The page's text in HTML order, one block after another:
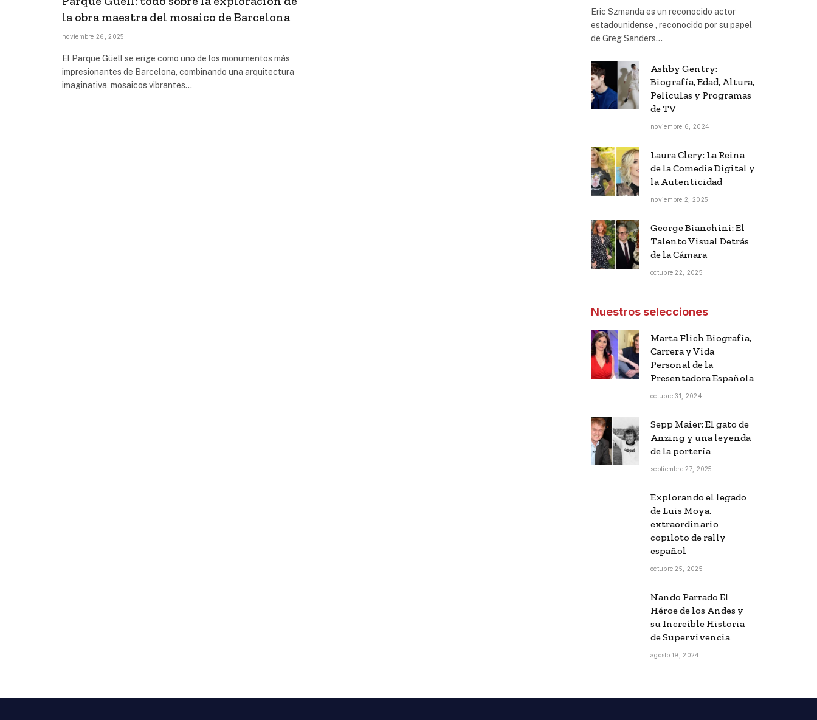
la obra maestra del mosaico de Barcelona
noviembre 26, 2025
El Parque Güell se erige como uno de los monumentos más
impresionantes de Barcelona, ​​combinando una arquitectura
imaginativa, mosaicos vibrantes…
Eric Szmanda es un reconocido actor
estadounidense , reconocido por su papel
de Greg Sanders…
Ashby Gentry:
Biografía, Edad, Altura,
Películas y Programas
de TV
noviembre 6, 2024
Laura Clery: La Reina
de la Comedia Digital y
la Autenticidad
noviembre 2, 2025
George Bianchini: El
Talento Visual Detrás
de la Cámara
octubre 22, 2025
Nuestros selecciones
Marta Flich Biografía,
Carrera y Vida
Personal de la
Presentadora Española
octubre 31, 2024
Sepp Maier: El gato de
Anzing y una leyenda
de la portería
septiembre 27, 2025
Explorando el legado
de Luis Moya,
extraordinario
copiloto de rally
español
octubre 25, 2025
Nando Parrado El
Héroe de los Andes y
su Increíble Historia
de Supervivencia
agosto 19, 2024